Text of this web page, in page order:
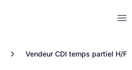
Vendeur CDI temps partiel H/F